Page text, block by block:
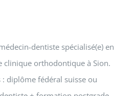
dentiste spécialisé(e) en
orthodontique à Sion.
diplôme fédéral suisse ou